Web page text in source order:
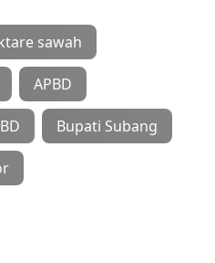
sawah
APBD
Bupati Subang